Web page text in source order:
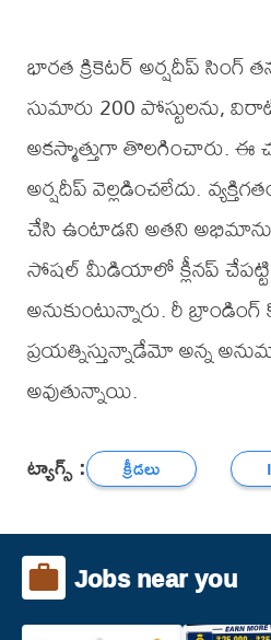
భారత క్రికెటర్ అర్ష‌దీప్
సుమారు 200 పోస్టులను,
అకస్మాత్తుగా తొలగించారు. ఈ
అర్ష‌దీప్ వెల్లడించలేదు.
చేసి ఉంటాడ‌ని అత‌ని
సోష‌ల్ మీడియాలో క్లీనప్
అనుకుంటున్నారు. రీ
ప్ర‌య‌త్నిస్తున్నాడేమో అన్న
అవుతున్నాయి.
ట్యాగ్స్ : క్రీడలు
Jobs near you